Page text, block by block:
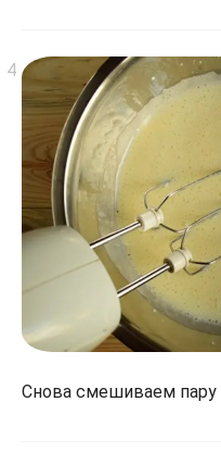
Снова смешиваем пару